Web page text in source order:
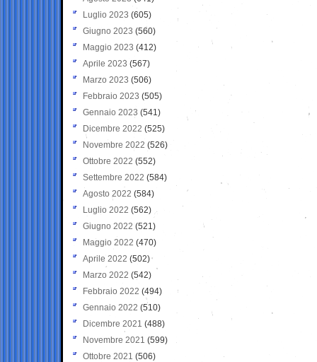
Luglio 2023 (605)
Giugno 2023 (560)
Maggio 2023 (412)
Aprile 2023 (567)
Marzo 2023 (506)
Febbraio 2023 (505)
Gennaio 2023 (541)
Dicembre 2022 (525)
Novembre 2022 (526)
Ottobre 2022 (552)
Settembre 2022 (584)
Agosto 2022 (584)
Luglio 2022 (562)
Giugno 2022 (521)
Maggio 2022 (470)
Aprile 2022 (502)
Marzo 2022 (542)
Febbraio 2022 (494)
Gennaio 2022 (510)
Dicembre 2021 (488)
Novembre 2021 (599)
Ottobre 2021 (506)